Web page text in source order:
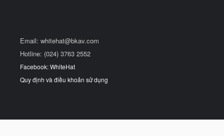
Email: whitehat@bkav.com
Hotline: (024) 3763 2552
Facebook: WhiteHat
Quy định và điều khoản sử dụng